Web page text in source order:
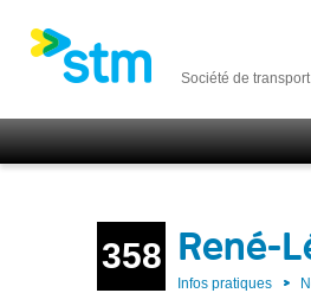
Société de
358 René-
Infos pratiques